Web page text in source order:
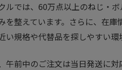
ルでは、60万点以上のねじ・
を整えています。さらに、在
い規格や代替品を探しやすい環
午前中のご注文は当日発送に